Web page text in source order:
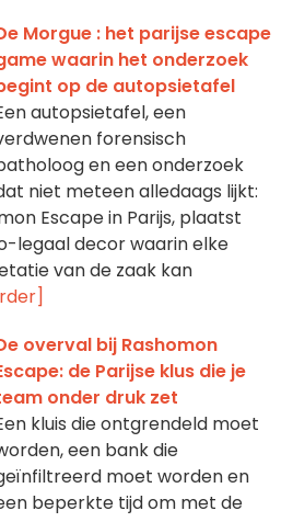
Morgue : het parijse escape
waarin het onderzoek
op de autopsietafel
autopsietafel, een
forensisch
en een onderzoek
niet meteen alledaags lijkt:
Escape in Parijs, plaatst
legaal decor waarin elke
van de zaak kan
overval bij Rashomon
de Parijse klus die je
onder druk zet
kluis die ontgrendeld moet
een bank die
moet worden en
beperkte tijd om met de